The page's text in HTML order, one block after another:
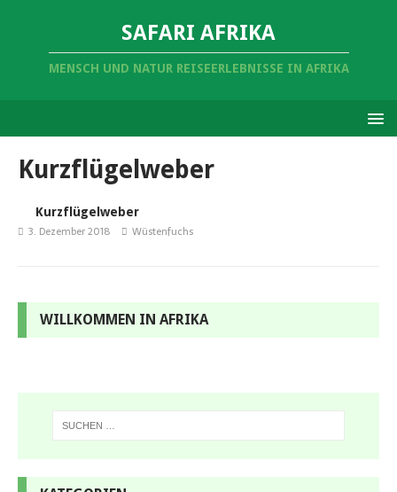
SAFARI AFRIKA
MENSCH UND NATUR REISEERLEBNISSE IN AFRIKA
Kurzflügelweber
Kurzflügelweber
3. Dezember 2018 Wüstenfuchs
WILLKOMMEN IN AFRIKA